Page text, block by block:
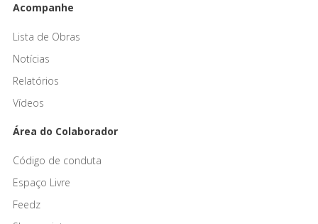
Acompanhe
Lista de Obras
Notícias
Relatórios
Vídeos
Área do Colaborador
Código de conduta
Espaço Livre
Feedz